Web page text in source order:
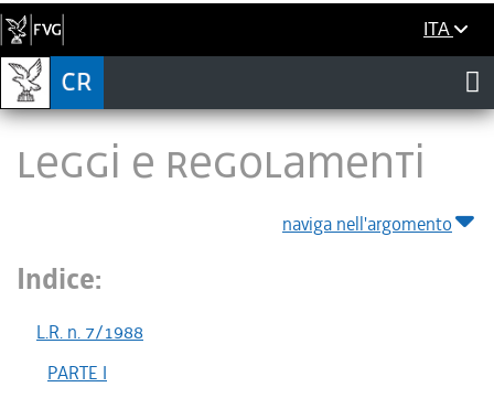
ITA
LEGGI E REGOLAMENTI
naviga nell'argomento
Indice:
L.R. n. 7/1988
PARTE I